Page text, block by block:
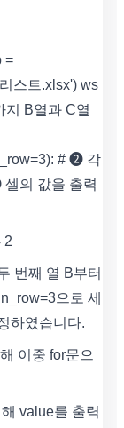
=
스트.xlsx') ws
B열과 C열
# ❷ 각
의 값을 출력
2
번째 열 B부터
으로 세
하였습니다.
이중 for문으
value를 출력